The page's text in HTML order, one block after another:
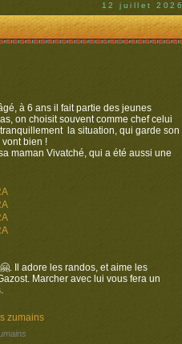
12 juillet 2026
à 6 ans il fait partie des jeunes
on choisit souvent comme chef celui
la situation, qui garde son
bien !
maman Vivatché, qui a été aussi une
Il adore les randos, et aime les
Marcher avec lui vous fera un